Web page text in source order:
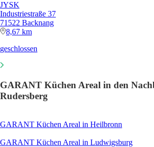
JYSK
Industriestraße 37
71522 Backnang
8,67 km
geschlossen
GARANT Küchen Areal in den
Rudersberg
GARANT Küchen Areal in Heilbronn
GARANT Küchen Areal in Ludwigsburg